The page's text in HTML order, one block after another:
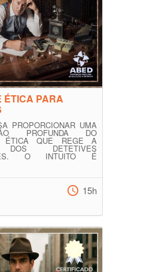
ÉTICA PARA
PROPORCIONAR UMA
PROFUNDA DO
ÉTICA QUE REGE A
DOS DETETIVES
O INTUITO É
15h